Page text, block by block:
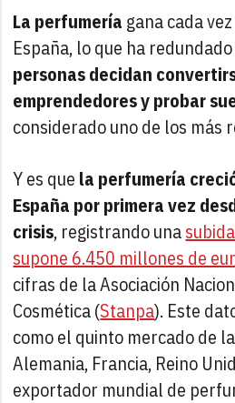
La perfumería gana cada
España, lo que ha
personas decidan
emprendedores y probar
considerado uno de los más
Y es que la perfumería
España por primera vez
crisis, registrando una
supone 6.450 millones de
cifras de la Asociación
Cosmética (Stanpa). Este
como el quinto mercado de
Alemania, Francia, Reino
exportador mundial de